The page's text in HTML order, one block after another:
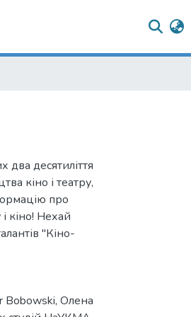
десятиліття
кіно і театру,
про
кіно! Нехай
"Кіно-
Bobowski, Олена